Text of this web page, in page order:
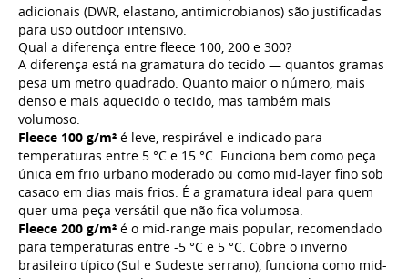
adicionais (DWR, elastano, antimicrobianos) são justificadas
para uso outdoor intensivo.
Qual a diferença entre fleece 100, 200 e 300?
A diferença está na gramatura do tecido — quantos gramas
pesa um metro quadrado. Quanto maior o número, mais
denso e mais aquecido o tecido, mas também mais
volumoso.
Fleece 100 g/m² é leve, respirável e indicado para
temperaturas entre 5 °C e 15 °C. Funciona bem como peça
única em frio urbano moderado ou como mid-layer fino sob
casaco em dias mais frios. É a gramatura ideal para quem
quer uma peça versátil que não fica volumosa.
Fleece 200 g/m² é o mid-range mais popular, recomendado
para temperaturas entre -5 °C e 5 °C. Cobre o inverno
brasileiro típico (Sul e Sudeste serrano), funciona como mid-